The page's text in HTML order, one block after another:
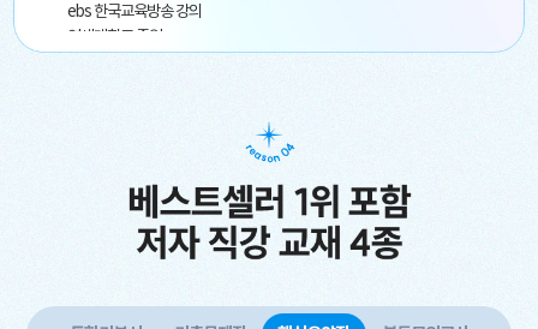
ebs 한국교육방송 강의
연세대학교 졸업
아모르이그잼 노량진 본원 공무원 사회복지학 대표강사
(사) 한국직업능력개발원 사회복지사1급 대표강사
서강대, 한양대, 한성대 등 출강 및 특강
숭실대학교 일반대학원 사회복지학 전공
대한민국 국회 보건복지위원회 위원장(양승조) 표창